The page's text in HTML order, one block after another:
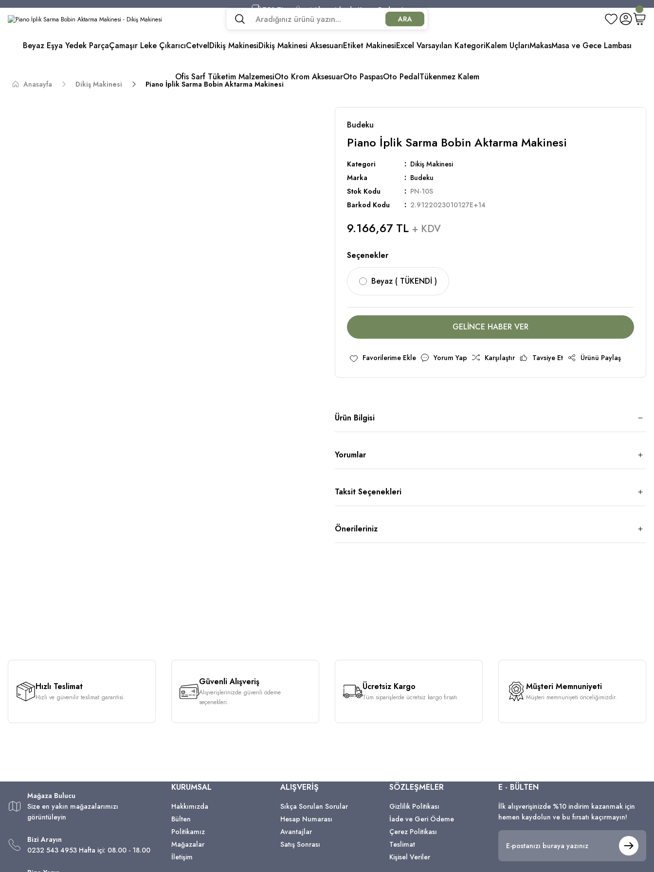
750 TL ve Üzeri Alışverişlerde Kargo Bedava!
750 TL ve Üzeri Alışverişlerde Kargo Bedava!
750 TL ve Üzeri Alışverişlerde Kargo Bedava!
750 TL ve Üzeri Alışverişlerde Kargo Bedava!
ARA
Beyaz Eşya Yedek ParçaÇamaşır Leke ÇıkarıcıCetvelDikiş MakinesiDikiş Makinesi AksesuarıEtiket MakinesiExcel Varsayılan KategoriKalem UçlarıMakasMasa ve Gece Lambası
Ofis Sarf Tüketim MalzemesiOto Krom AksesuarOto PaspasOto PedalTükenmez Kalem
Anasayfa Dikiş Makinesi Piano İplik Sarma Bobin Aktarma Makinesi
Budeku
Piano İplik Sarma Bobin Aktarma Makinesi
Kategori
Dikiş Makinesi
Marka
Budeku
Stok Kodu
PN-10S
Barkod Kodu
2.9122023010127E+14
9.166,67 TL + KDV
Seçenekler
Beyaz ( TÜKENDİ )
GELİNCE HABER VER
Yorum Yap Karşılaştır Tavsiye Et Ürünü Paylaş
Ürün Bilgisi
Yorumlar
Taksit Seçenekleri
Önerileriniz
Hızlı Teslimat
Hızlı ve güvenilir teslimat garantisi.
Güvenli Alışveriş
Alışverişlerinizde güvenli ödeme
seçenekleri.
Ücretsiz Kargo
Tüm siparişlerde ücretsiz kargo fırsatı.
Müşteri Memnuniyeti
Müşteri memnuniyeti önceliğimizdir.
Mağaza Bulucu
Size en yakın mağazalarımızı
görüntüleyin
Bizi Arayın
0232 543 4953 Hafta içi: 08.00 - 18.00
KURUMSAL
Hakkımızda
Bülten
Politikamız
Mağazalar
İletişim
ALIŞVERİŞ
Sıkça Sorulan Sorular
Hesap Numarası
Avantajlar
Satış Sonrası
SÖZLEŞMELER
Gizlilik Politikası
İade ve Geri Ödeme
Çerez Politikası
Teslimat
Kişisel Veriler
E - BÜLTEN
İlk alışverişinizde %10 indirim kazanmak için
hemen kaydolun ve bu fırsatı kaçırmayın!